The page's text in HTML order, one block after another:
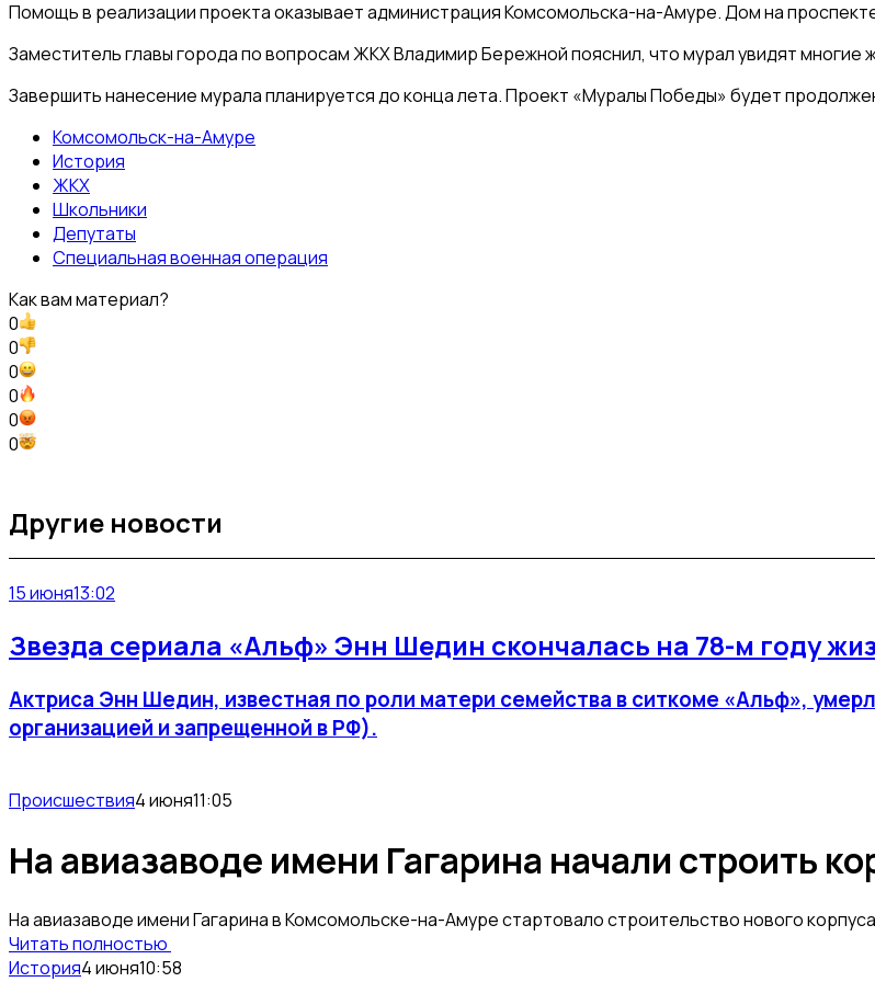
Помощь в реализации проекта оказывает администрация Комсомольска-на-Амуре. Дом на
Заместитель главы города по вопросам ЖКХ Владимир Бережной пояснил, что мурал увидят
Завершить нанесение мурала планируется до конца лета. Проект «Муралы Победы» будет
Комсомольск-на-Амуре
История
ЖКХ
Школьники
Депутаты
Специальная военная операция
Как вам материал?
0
0
0
0
0
0
Другие новости
15 июня13:02
Звезда сериала «Альф» Энн Шедин скончалась на 78-м году
Актриса Энн Шедин, известная по роли матери семейства в ситкоме «Альф»,
организацией и запрещенной в РФ).
Происшествия4 июня11:05
На авиазаводе имени Гагарина начали строить
На авиазаводе имени Гагарина в Комсомольске-на-Амуре стартовало строительство нового
Читать полностью
История4 июня10:58